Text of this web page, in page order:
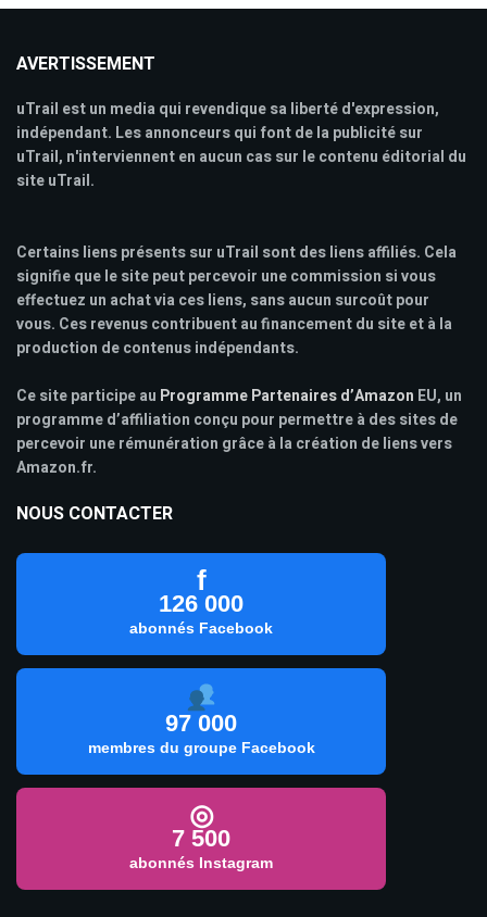
AVERTISSEMENT
uTrail est un media qui revendique sa liberté d'expression,
indépendant. Les annonceurs qui font de la publicité sur
uTrail, n'interviennent en aucun cas sur le contenu éditorial du
site uTrail.
Certains liens présents sur uTrail sont des liens affiliés. Cela
signifie que le site peut percevoir une commission si vous
effectuez un achat via ces liens, sans aucun surcoût pour
vous. Ces revenus contribuent au financement du site et à la
production de contenus indépendants.
Ce site participe au Programme Partenaires d’Amazon EU, un
programme d’affiliation conçu pour permettre à des sites de
percevoir une rémunération grâce à la création de liens vers
Amazon.fr.
NOUS CONTACTER
f
126 000
abonnés Facebook
97 000
membres du groupe Facebook
◎
7 500
abonnés Instagram